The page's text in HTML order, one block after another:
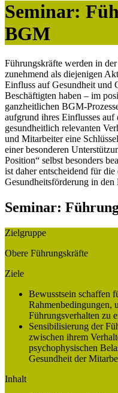
Seminar:
BGM
Führungskräfte werden in
zunehmend als diejenigen
Einfluss auf Gesundheit und
Beschäftigten haben – im
ganzheitlichen BGM-
aufgrund ihres Einflusses
gesundheitlich relevanten
und Mitarbeiter eine
einer besonderen
Position“ selbst besonders
ist daher entscheidend für
Gesundheitsförderung in den
Seminar:
Zielgruppe
Obere Führungskräfte
Ziele
Bewusstsein schaffen
Rahmenbedingungen,
Führungsverhalten zu
Sensibilisierung der
zwischen ihrem
psychophysischen
Gesundheit der
Inhalt